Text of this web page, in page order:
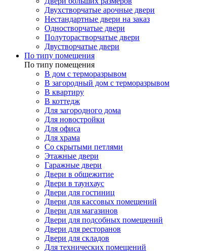
Двухстворчатые арочные двери
Нестандартные двери на заказ
Одностворчатые двери
Полуторастворчатые двери
Двустворчатые двери
По типу помещения
По типу помещения
В дом с терморазрывом
В загородный дом с терморазрывом
В квартиру
В коттедж
Для загородного дома
Для новостройки
Для офиса
Для храма
Со скрытыми петлями
Этажные двери
Гаражные двери
Двери в общежитие
Двери в таунхаус
Двери для гостиниц
Двери для кассовых помещений
Двери для магазинов
Двери для подсобных помещений
Двери для ресторанов
Двери для складов
Для технических помещений